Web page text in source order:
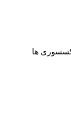
اکسسوری ها